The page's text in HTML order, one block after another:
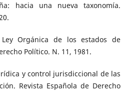
hacia una nueva taxonomía.
Ley Orgánica de los estados de
Político. N. 11, 1981.
y control jurisdiccional de las
Revista Española de Derecho